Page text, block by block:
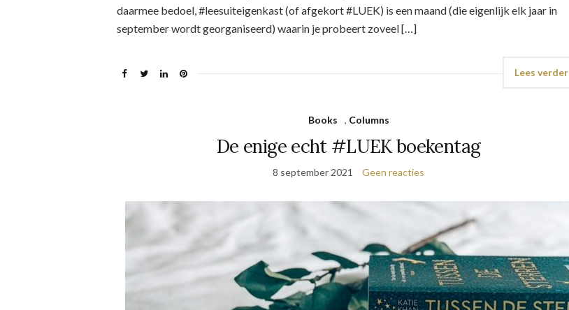
daarmee bedoel, #leesuiteigenkast (of afgekort #LUEK) is een maand (die eigenlijk elk jaar in
september wordt georganiseerd) waarin je probeert zoveel […]
Lees verder
Books , Columns
De enige echt #LUEK boekentag
8 september 2021 Geen reacties